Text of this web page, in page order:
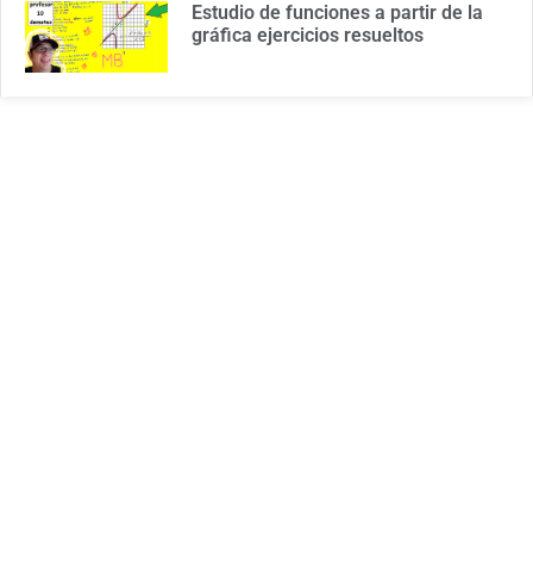
Estudio de funciones a partir de la
gráfica ejercicios resueltos